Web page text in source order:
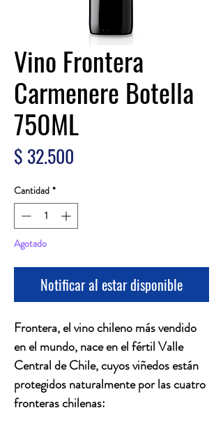
Vino Frontera
Carmenere Botella
750ML
$ 32.500
Cantidad *
Agotado
Notificar al estar disponible
Frontera, el vino chileno más vendido
en el mundo, nace en el fértil Valle
Central de Chile, cuyos viñedos están
protegidos naturalmente por las cuatro
fronteras chilenas: